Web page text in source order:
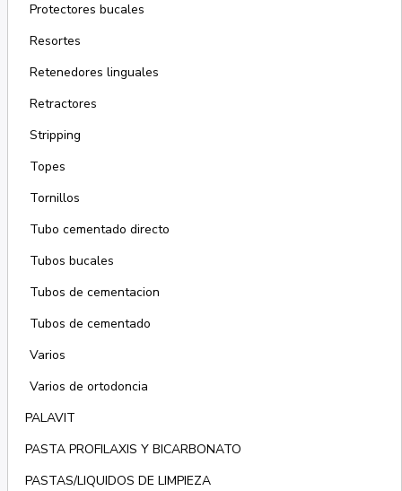
Protectores bucales
Resortes
Retenedores linguales
Retractores
Stripping
Topes
Tornillos
Tubo cementado directo
Tubos bucales
Tubos de cementacion
Tubos de cementado
Varios
Varios de ortodoncia
PALAVIT
PASTA PROFILAXIS Y BICARBONATO
PASTAS/LIQUIDOS DE LIMPIEZA